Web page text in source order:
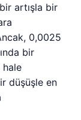
artışla bir
0,0025
bir
hale
düşüşle en